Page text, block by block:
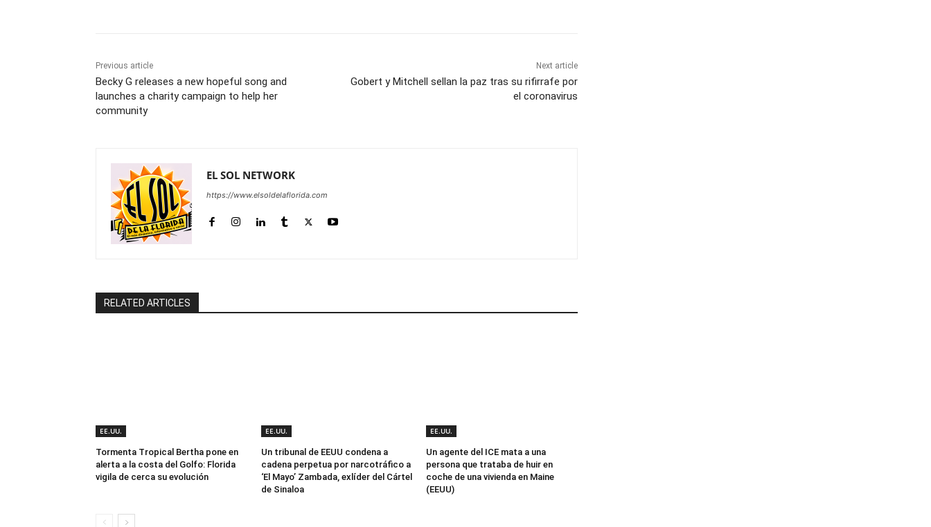
Previous article
Becky G releases a new hopeful song and
launches a charity campaign to help her
community
Next article
Gobert y Mitchell sellan la paz tras su rifirrafe por
el coronavirus
EL SOL NETWORK
https://www.elsoldelaflorida.com
RELATED ARTICLES
EE.UU.
Tormenta Tropical Bertha pone en
alerta a la costa del Golfo: Florida
vigila de cerca su evolución
EE.UU.
Un tribunal de EEUU condena a
cadena perpetua por narcotráfico a
‘El Mayo’ Zambada, exlíder del Cártel
de Sinaloa
EE.UU.
Un agente del ICE mata a una
persona que trataba de huir en
coche de una vivienda en Maine
(EEUU)